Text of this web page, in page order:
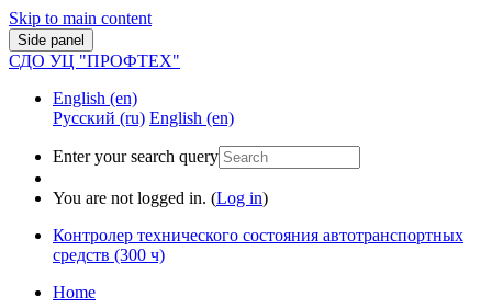
Skip to main content
Side panel
СДО УЦ "ПРОФТЕХ"
English ‎(en)‎
Русский ‎(ru)‎ English ‎(en)‎
Enter your search query
You are not logged in. (Log in)
Контролер технического состояния автотранспортных
средств (300 ч)
Home